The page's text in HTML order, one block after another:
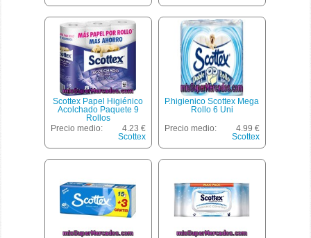
Scottex Papel Higiénico
Acolchado Paquete 9
Rollos
Precio medio:
4.23 €
Scottex
P.higienico Scottex Mega
Rollo 6 Uni
Precio medio:
4.99 €
Scottex